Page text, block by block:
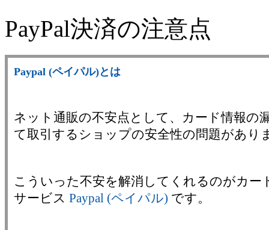
PayPal決済の注意点
Paypal (ペイパル)とは
ネット通販の不安点として、カード情報の
て取引するショップの安全性の問題があり
こういった不安を解消してくれるのがカー
サービス Paypal (ペイパル) です。